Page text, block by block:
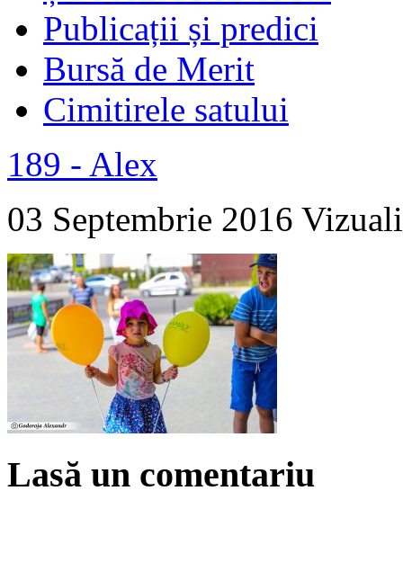
Publicații și predici
Bursă de Merit
Cimitirele satului
189 - Alex
03 Septembrie 2016
Lasă un comentariu